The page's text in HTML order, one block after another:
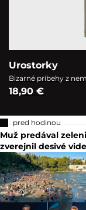
Urostorky
Bizarné príbehy z
18,90 €
pred hodinou
Muž predával
zverejnil desivé